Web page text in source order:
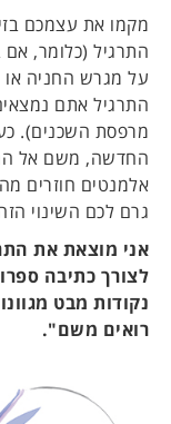
מקמו את עצמכם
התרגיל (כלומר,
על מגרש החניה
התרגיל אתם
מרפסת השכנים).
החדשה, משם אל
אלמנטים חוזרים
גרם לכם השינוי
אני מוצאת את
לצורך כתיבה
נקודות מבט
רואים משם".